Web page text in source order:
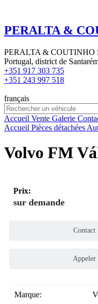
PERALTA &
PERALTA & COUTINHO
Portugal, district de
+351 917 303 735
+351 243 997 518
français
Accueil Vente Galerie
Accueil Pièces détachées
Volvo FM
Prix:
sur demande
Contact
Appeler
Marque: